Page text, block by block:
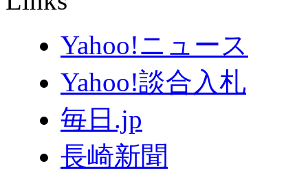
Yahoo!ニュース
Yahoo!談合入札
毎日.jp
長崎新聞